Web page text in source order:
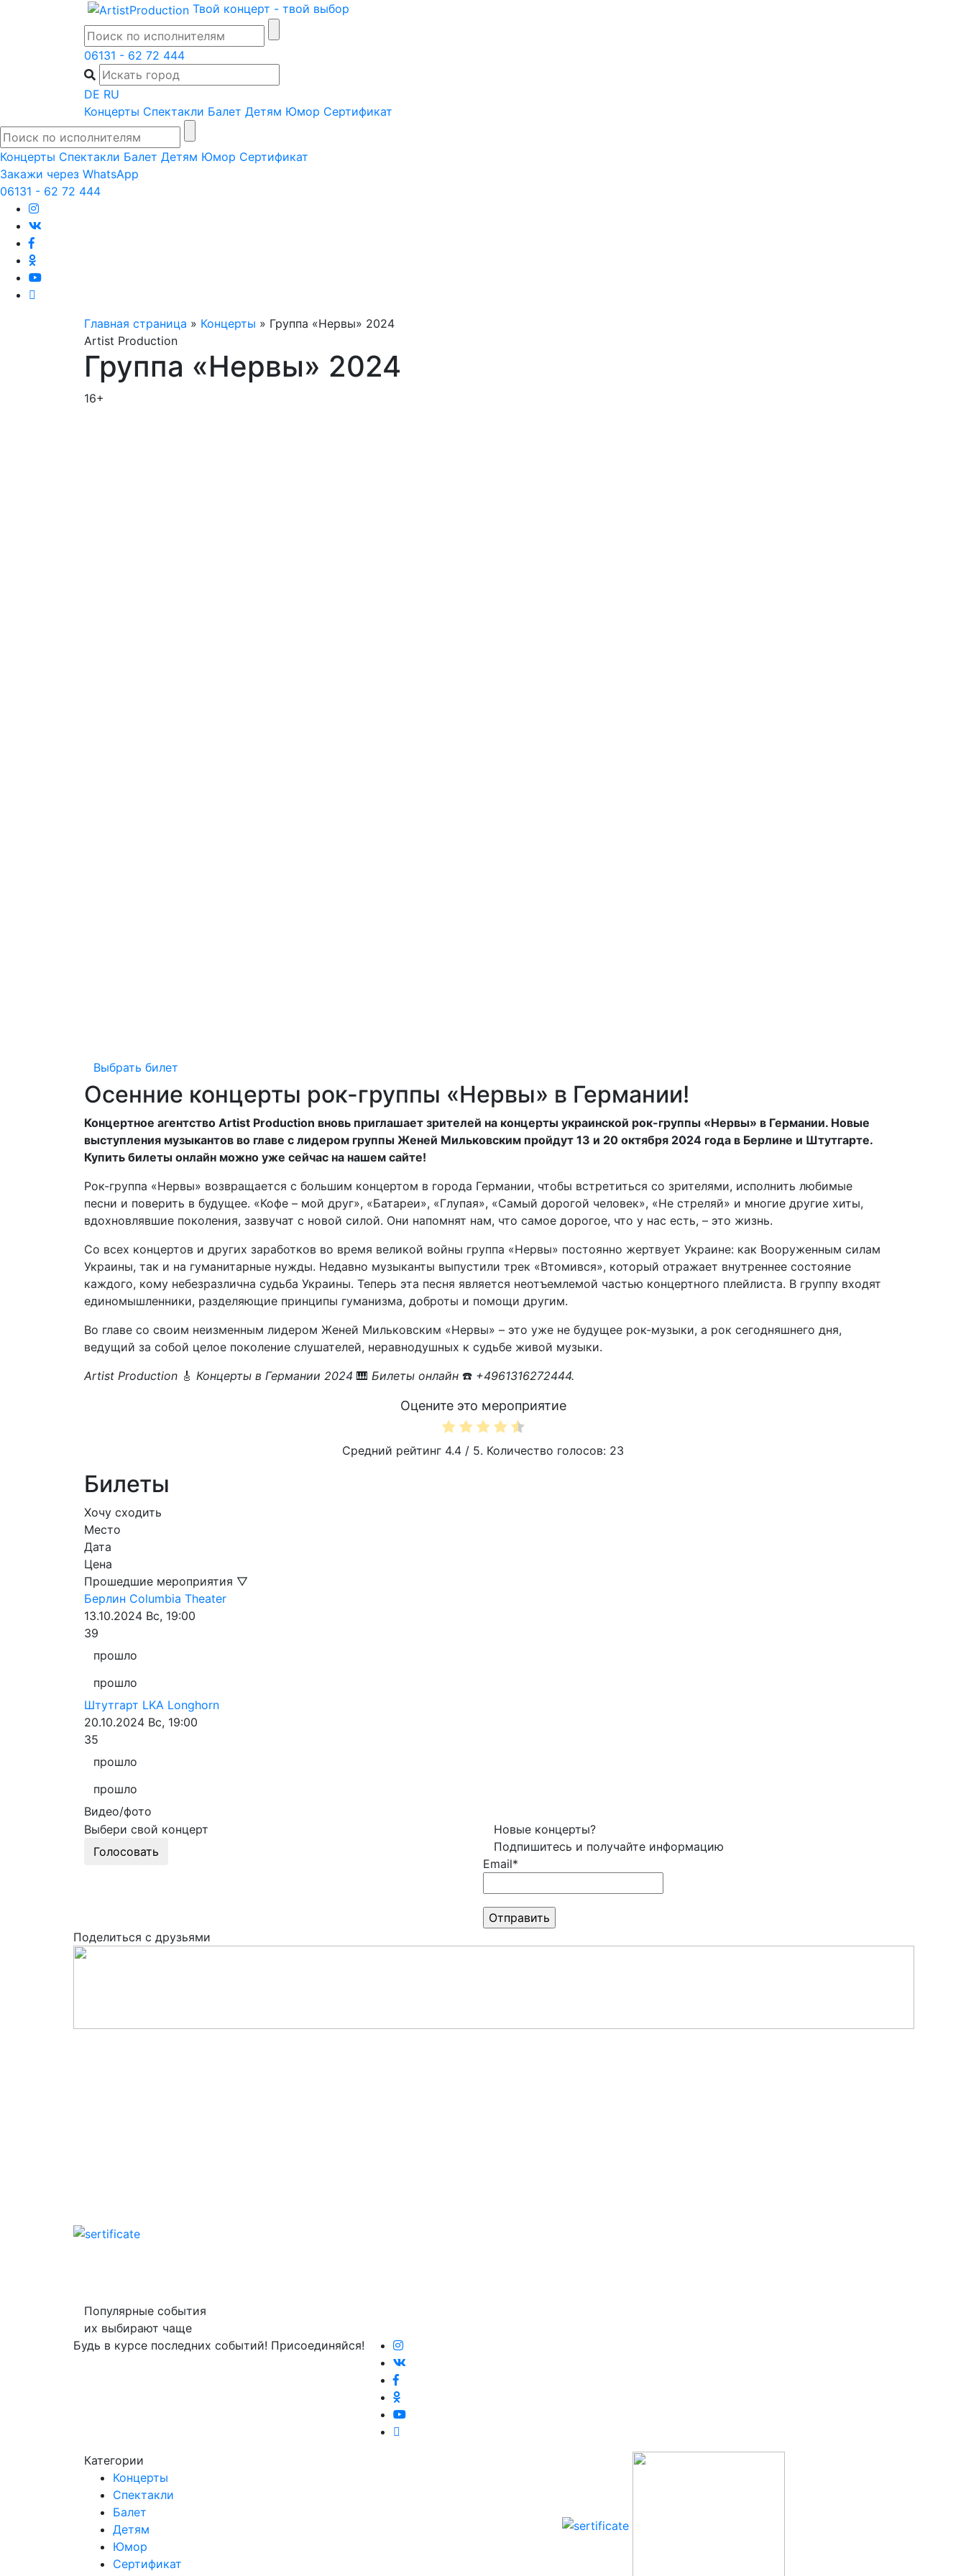
Твой концерт - твой выбор
06131 - 62 72 444
DE RU
Концерты Спектакли Балет Детям Юмор Сертификат
Концерты Спектакли Балет Детям Юмор Сертификат
Закажи через WhatsApp
06131 - 62 72 444
Главная страница » Концерты » Группа «Нервы» 2024
Artist Production
Группа «Нервы» 2024
16+
Выбрать билет
Осенние концерты рок-группы «Нервы» в Германии!
Концертное агентство Artist Production вновь приглашает зрителей на концерты украинской рок-группы «Нервы» в Германии. Новые
выступления музыкантов во главе с лидером группы Женей Мильковским пройдут 13 и 20 октября 2024 года в Берлине и Штутгарте.
Купить билеты онлайн можно уже сейчас на нашем сайте!
Рок-группа «Нервы» возвращается с большим концертом в города Германии, чтобы встретиться со зрителями, исполнить любимые
песни и поверить в будущее. «Кофе – мой друг», «Батареи», «Глупая», «Самый дорогой человек», «Не стреляй» и многие другие хиты,
вдохновлявшие поколения, зазвучат с новой силой. Они напомнят нам, что самое дорогое, что у нас есть, – это жизнь.
Со всех концертов и других заработков во время великой войны группа «Нервы» постоянно жертвует Украине: как Вооруженным силам
Украины, так и на гуманитарные нужды. Недавно музыканты выпустили трек «Втомився», который отражает внутреннее состояние
каждого, кому небезразлична судьба Украины. Теперь эта песня является неотъемлемой частью концертного плейлиста. В группу входят
единомышленники, разделяющие принципы гуманизма, доброты и помощи другим.
Во главе со своим неизменным лидером Женей Мильковским «Нервы» – это уже не будущее рок-музыки, а рок сегодняшнего дня,
ведущий за собой целое поколение слушателей, неравнодушных к судьбе живой музыки.
Artist Production 🎸 Концерты в Германии 2024 🎹 Билеты онлайн ☎️ +4961316272444.
Оцените это мероприятие
Средний рейтинг 4.4 / 5. Количество голосов: 23
Билеты
Хочу сходить
Место
Дата
Цена
Прошедшие мероприятия ▽
Берлин Columbia Theater
13.10.2024 Вс, 19:00
39
прошло
прошло
Штутгарт LKA Longhorn
20.10.2024 Вс, 19:00
35
прошло
прошло
Видео/фото
Выбери свой концерт
Голосовать
Новые концерты?
Подпишитесь и получайте информацию
Email*
Поделиться с друзьями
Популярные события
их выбирают чаще
Будь в курсе последних событий! Присоединяйся!
Категории
Концерты
Спектакли
Балет
Детям
Юмор
Сертификат